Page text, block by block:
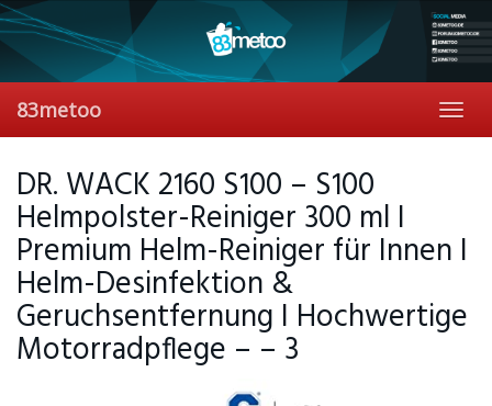
Skip
to
content
83metoo
DR. WACK 2160 S100 – S100
Helmpolster-Reiniger 300 ml I
Premium Helm-Reiniger für Innen I
Helm-Desinfektion &
Geruchsentfernung I Hochwertige
Motorradpflege – – 3